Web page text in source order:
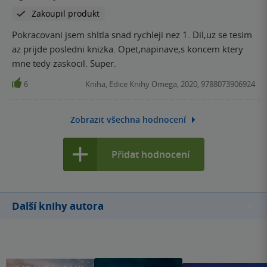
Zakoupil produkt
Pokracovani jsem shltla snad rychleji nez 1. Dil,uz se tesim
az prijde posledni knizka. Opet,napinave,s koncem ktery
mne tedy zaskocil. Super.
6 Kniha, Edice Knihy Omega, 2020, 9788073906924
Zobrazit všechna hodnocení
Přidat hodnocení
Další knihy autora